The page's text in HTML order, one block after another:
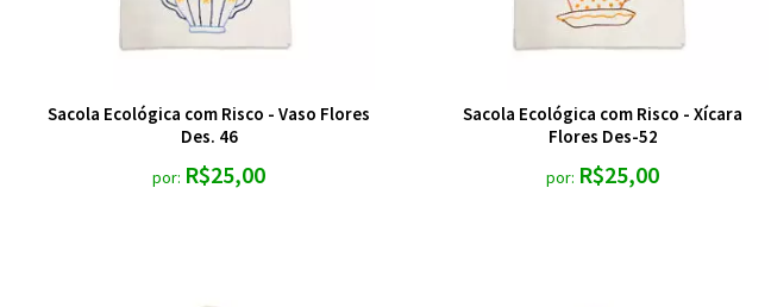
Sacola Ecológica com Risco - Vaso Flores
Des. 46
por: R$25,00
Sacola Ecológica com Risco - Xícara
Flores Des-52
por: R$25,00